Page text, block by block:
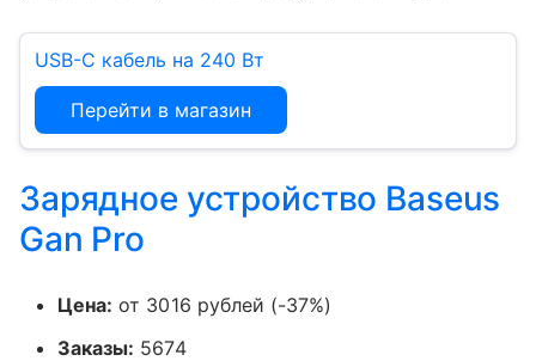
USB-C кабель на 240 Вт
Перейти в магазин
Зарядное устройство Baseus
Gan Pro
Цена: от 3016 рублей (-37%)
Заказы: 5674